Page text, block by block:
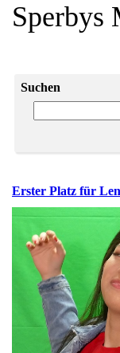
Sperbys
Suchen
Erster Platz für